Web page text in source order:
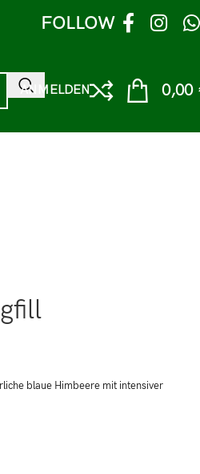
FOLLOW
ANMELDEN 0,00
blaue Himbeere mit intensiver